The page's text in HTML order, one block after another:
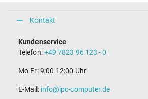
Kontakt
Kundenservice
Telefon:+49 7823 96 123 - 0
Mo-Fr: 9:00-12:00 Uhr
E-Mail: info@ipc-computer.de